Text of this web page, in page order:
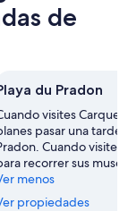
de
du Pradon
visites
pasar una tarde
Cuando visites
recorrer sus
menos
propiedades